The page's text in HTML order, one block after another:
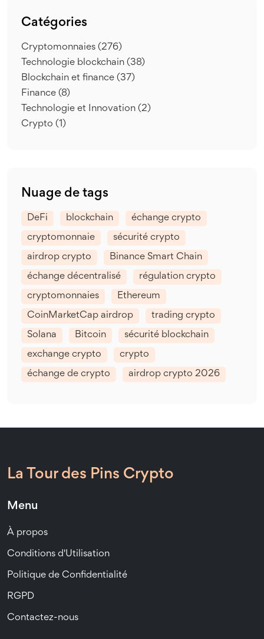
Catégories
Cryptomonnaies (276)
Technologie blockchain (38)
Blockchain et finance (37)
Finance (8)
Technologie et Innovation (2)
Crypto (1)
Nuage de tags
DeFi blockchain échange crypto
cryptomonnaie sécurité crypto
airdrop crypto Binance Smart Chain
échange décentralisé régulation crypto
cryptomonnaies Ethereum
CoinMarketCap airdrop trading crypto
Solana Bitcoin sécurité blockchain
exchange crypto crypto
échange de crypto airdrop crypto 2026
La Tour des Pins Crypto
Menu
À propos
Conditions d'Utilisation
Politique de Confidentialité
RGPD
Contactez-nous